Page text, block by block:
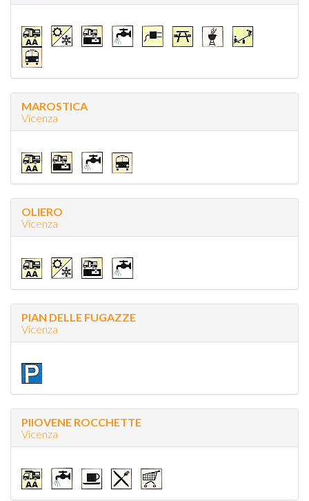
MAROSTICA
Vicenza
OLIERO
Vicenza
PIAN DELLE FUGAZZE
Vicenza
PIIOVENE ROCCHETTE
Vicenza